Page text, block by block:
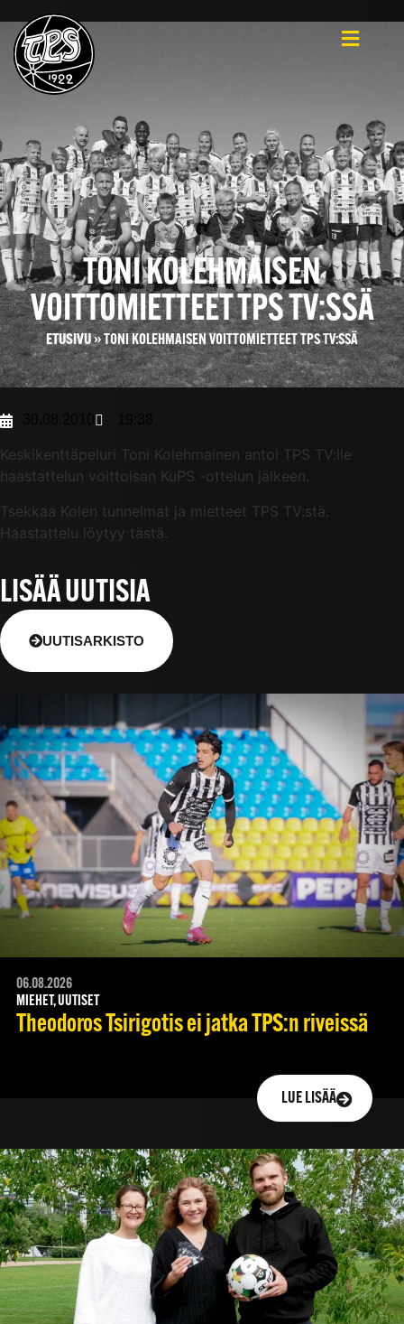
TONI KOLEHMAISEN
VOITTOMIETTEET TPS TV:SSÄ
ETUSIVU»TONI KOLEHMAISEN VOITTOMIETTEET TPS TV:SSÄ
Keskikenttäpeluri Toni Kolehmainen antoi TPS TV:lle
haastattelun voittoisan KuPS -ottelun jälkeen.
Tsekkaa Kolen tunnelmat ja mietteet TPS TV:stä.
Haastattelu löytyy tästä.
LISÄÄ UUTISIA
UUTISARKISTO
06.08.2026
MIEHET, UUTISET
Theodoros Tsirigotis ei jatka TPS:n riveissä
LUE LISÄÄ